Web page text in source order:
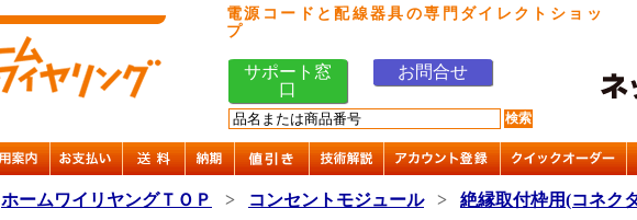
電源コードと配線器具の専門ダイレクトショッ
プ
サポート窓
口
お問合せ
ホームワイリヤングＴＯＰ > コンセントモジュール > 絶縁取付枠用(コネク